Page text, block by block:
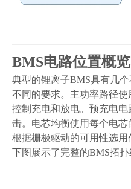
BMS电路位置概览
典型的锂离子BMS具有几
不同的要求。主功率路径使
控制充电和放电。预充电
击。电芯均衡使用每个电芯
根据栅极驱动的可用性选用
下图展示了完整的BMS拓扑